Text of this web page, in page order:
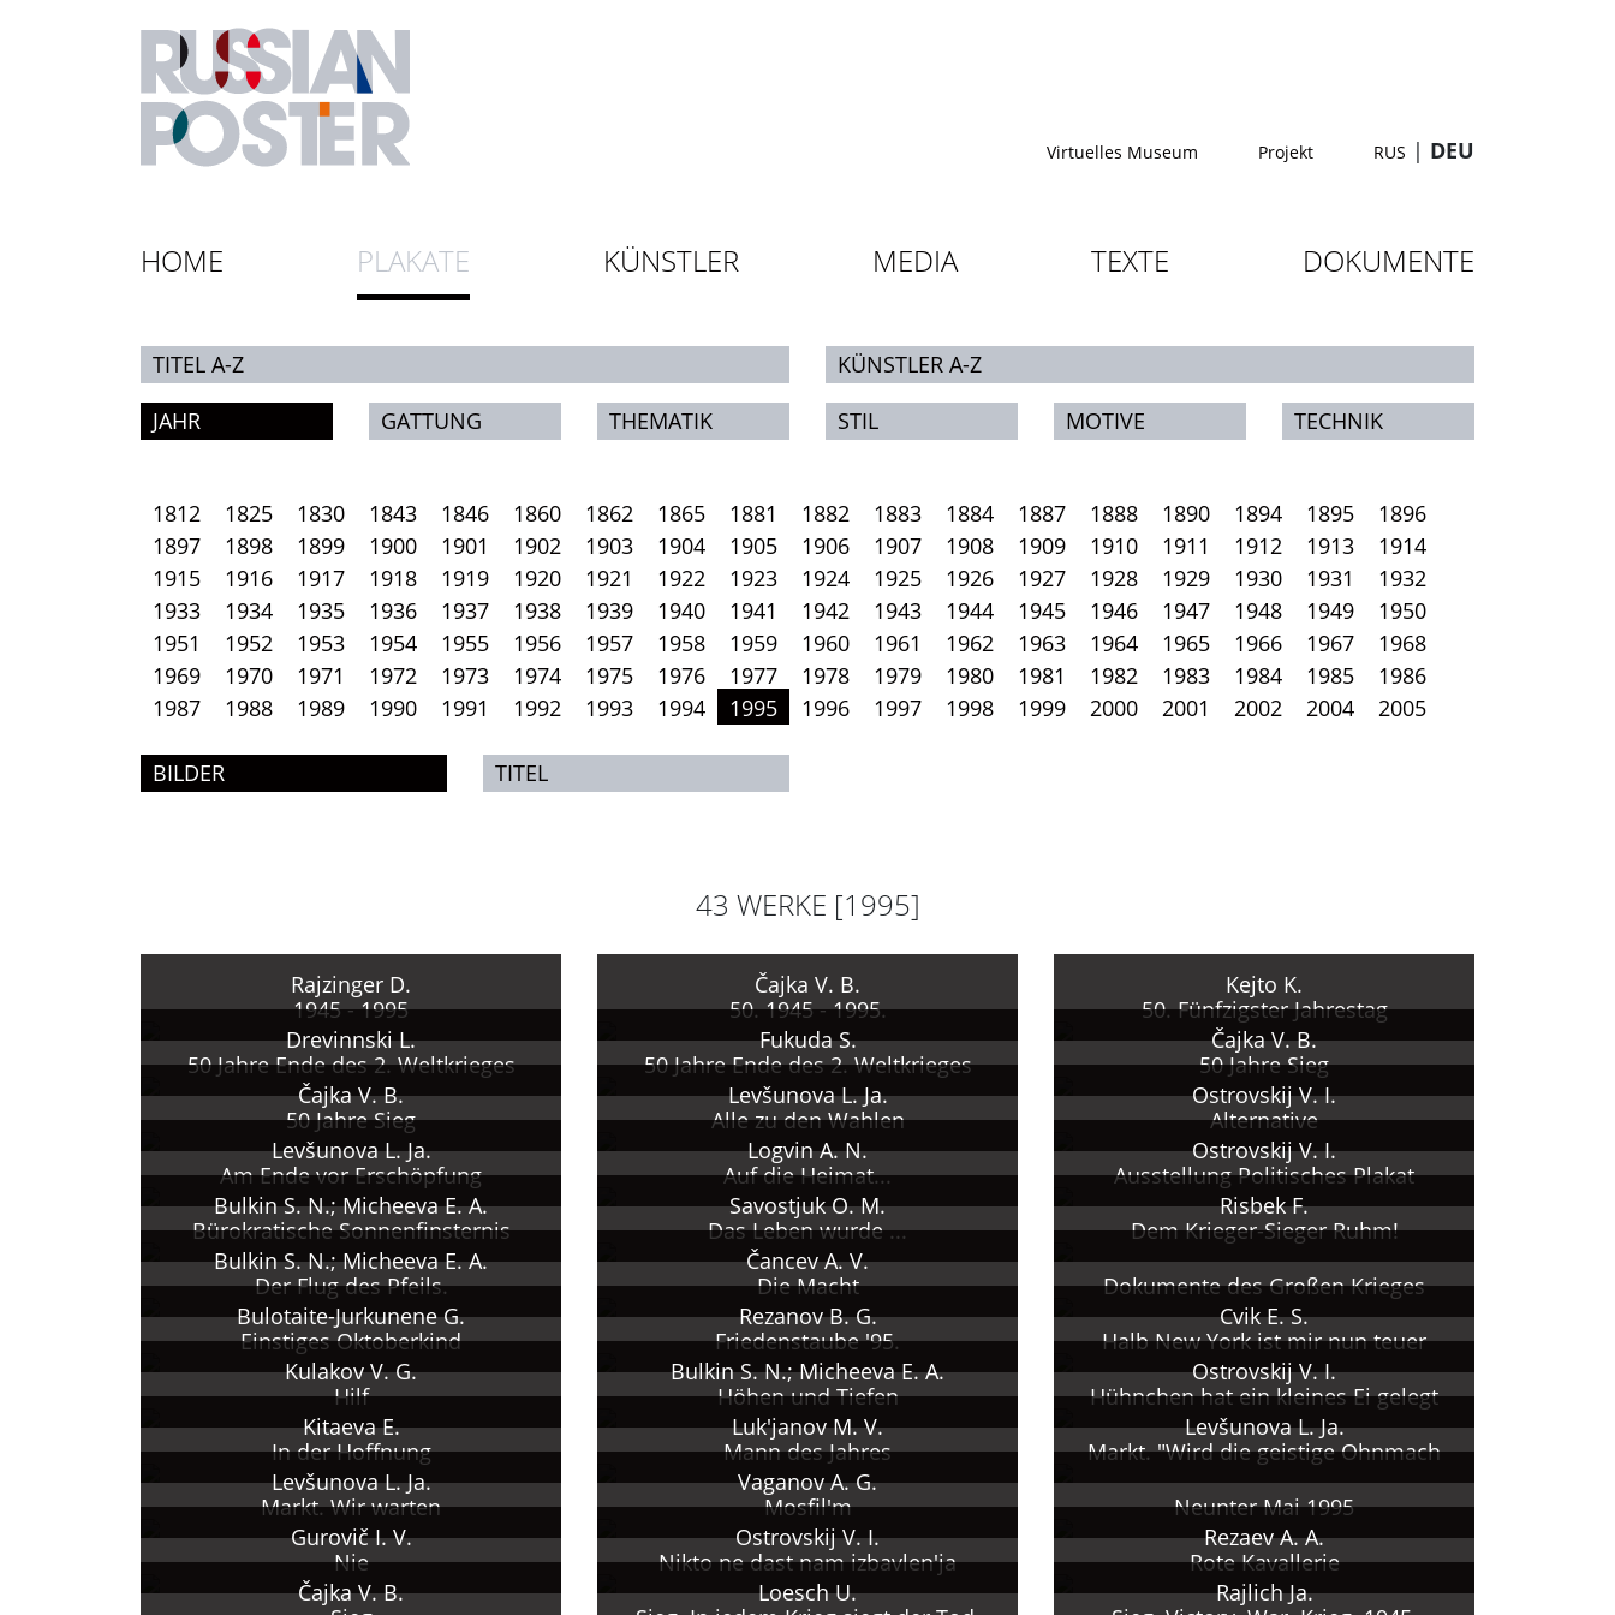
Virtuelles Museum Projekt RUS | DEU
HOME PLAKATE KÜNSTLER MEDIA TEXTE DOKUMENTE
TITEL A-Z
KÜNSTLER A-Z
JAHR
GATTUNG THEMATIK STIL MOTIVE TECHNIK
1812 1825 1830 1843 1846 1860 1862 1865 1881 1882 1883 1884 1887 1888 1890 1894 1895
1896
1897
1898 1899 1900 1901 1902 1903 1904 1905 1906 1907 1908 1909 1910 1911 1912 1913
1914
1915
1916 1917 1918 1919 1920 1921 1922 1923 1924 1925 1926 1927 1928 1929 1930 1931
1932
1933
1934 1935 1936 1937 1938 1939 1940 1941 1942 1943 1944 1945 1946 1947 1948 1949
1950
1951
1952 1953 1954 1955 1956 1957 1958 1959 1960 1961 1962 1963 1964 1965 1966 1967
1968
1969
1970 1971 1972 1973 1974 1975 1976 1977 1978 1979 1980 1981 1982 1983 1984 1985
1986
1987
1988 1989 1990 1991 1992 1993 1994 1995 1996 1997 1998 1999 2000 2001 2002 2004 2005
BILDER TITEL
43 WERKE [1995]
Rajzinger D.
1945 - 1995
Čajka V. B.
50. 1945 - 1995.
Kejto K.
50. Fünfzigster Jahrestag
Drevinnski L.
50 Jahre Ende des 2. Weltkrieges
Fukuda S.
50 Jahre Ende des 2. Weltkrieges
Čajka V. B.
50 Jahre Sieg
Čajka V. B.
50 Jahre Sieg
Levšunova L. Ja.
Alle zu den Wahlen
Ostrovskij V. I.
Alternative
Levšunova L. Ja.
Am Ende vor Erschöpfung
Logvin A. N.
Auf die Heimat...
Ostrovskij V. I.
Ausstellung Politisches Plakat
Bulkin S. N.; Micheeva E. A.
Bürokratische Sonnenfinsternis
Savostjuk O. M.
Das Leben wurde ...
Risbek F.
Dem Krieger-Sieger Ruhm!
Bulkin S. N.; Micheeva E. A.
Der Flug des Pfeils.
Čancev A. V.
Die Macht
Dokumente des Großen Krieges
Bulotaite-Jurkunene G.
Einstiges Oktoberkind
Rezanov B. G.
Friedenstaube '95.
Cvik E. S.
Halb New York ist mir nun teuer
Kulakov V. G.
Hilf
Bulkin S. N.; Micheeva E. A.
Höhen und Tiefen
Ostrovskij V. I.
Hühnchen hat ein kleines Ei gelegt
Kitaeva E.
In der Hoffnung
Luk'janov M. V.
Mann des Jahres
Levšunova L. Ja.
Markt. "Wird die geistige Ohnmach
Levšunova L. Ja.
Markt. Wir warten
Vaganov A. G.
Mosfil'm
Neunter Mai 1995
Gurovič I. V.
Nie
Ostrovskij V. I.
Nikto ne dast nam izbavlen'ja
Rezaev A. A.
Rote Kavallerie
Čajka V. B.
Loesch U.
Rajlich Ja.